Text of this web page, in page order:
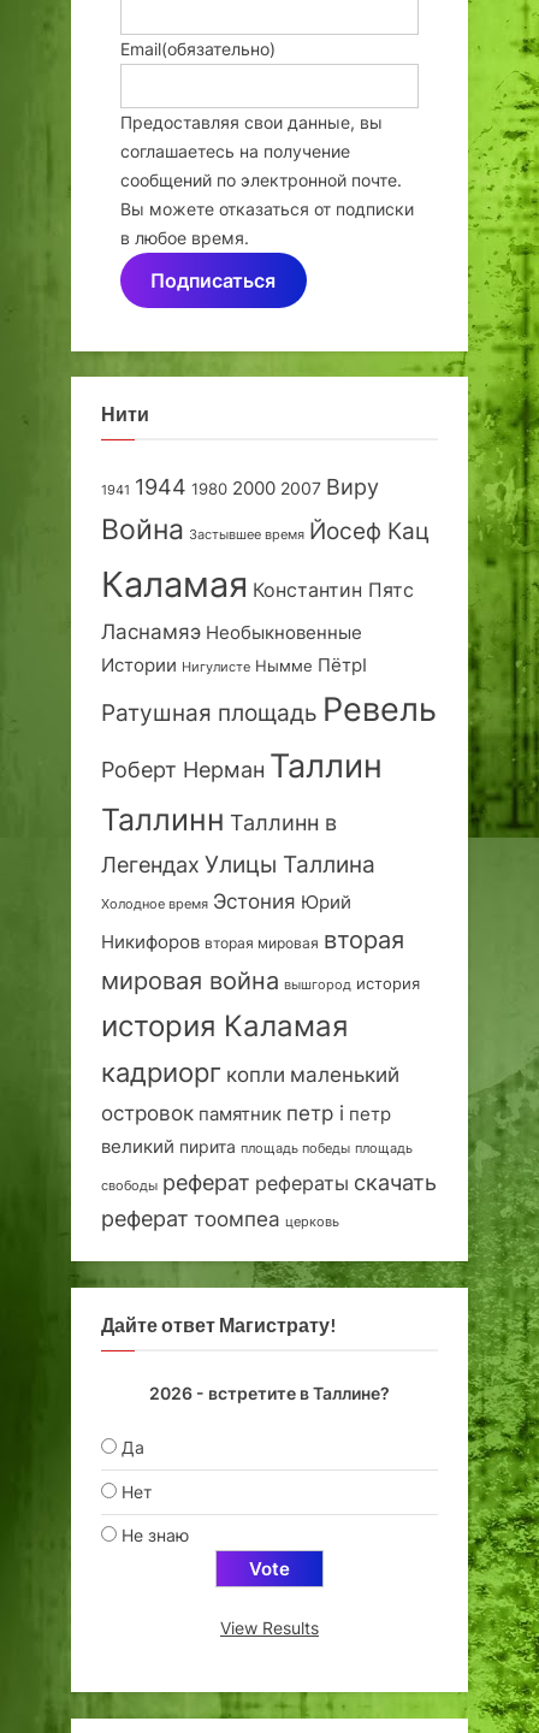
Email(обязательно)
Предоставляя свои данные, вы
соглашаетесь на получение
сообщений по электронной почте.
Вы можете отказаться от подписки
в любое время.
Подписаться
Нити
1941 1944 1980 2000 2007 Виру
Война Застывшее время Йосеф Кац
Каламая Константин Пятс
Ласнамяэ Необыкновенные
Истории Нигулисте Нымме ПётрI
Ратушная площадь Ревель
Роберт Нерман Таллин
Таллинн Таллинн в
Легендах Улицы Таллина
Холодное время Эстония Юрий
Никифоров вторая мировая вторая
мировая война вышгород история
история Каламая
кадриорг копли маленький
островок памятник петр i петр
великий пирита площадь победы площадь
свободы реферат рефераты скачать
реферат тоомпеа церковь
Дайте ответ Магистрату!
2026 - встретите в Таллине?
Да
Нет
Не знаю
View Results